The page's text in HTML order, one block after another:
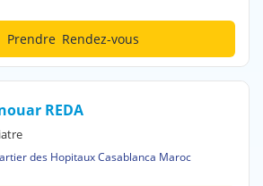
Prendre Rendez-vous
REDA
des Hopitaux Casablanca Maroc